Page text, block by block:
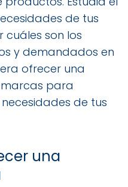
de tus
son los
y demandados en
ofrecer una
para
de tus
una